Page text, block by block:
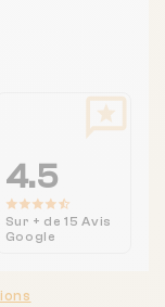
4.5
Sur + de 15 Avis
Google